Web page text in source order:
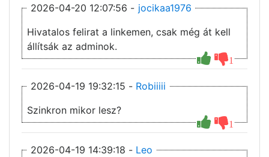
2026-04-20 12:07:56 - jocikaa1976
1
Hivatalos felirat a linkemen, csak még át kell
állítsák az adminok.
2026-04-19 19:32:15 - Robiiiii
1
Szinkron mikor lesz?
2026-04-19 14:39:18 - Leo